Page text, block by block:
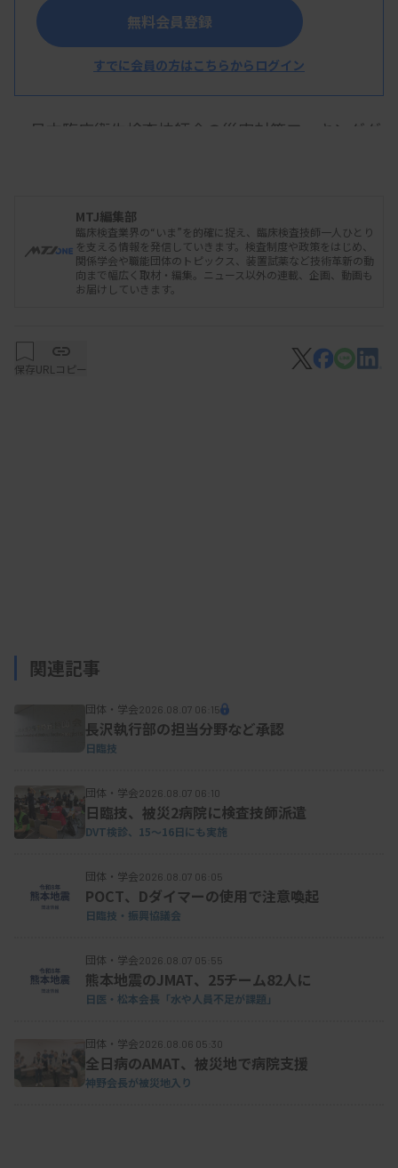
日本臨床衛生検査技師会の災害対策ワーキンググ
た。能登半島地震の支援を通じて一定成果が確認で
きた、救援の枠組みやノウハウなどを新たに盛り込
む。被災地に派遣する臨床検査技師の部隊編成や資
材・物品調達等の考え方も整理する。年内にも次回
能登地震を受けた支援では実施されなかったが、
鼻腔からの検体採取やワクチン接種の打ち手の役割
を臨床検査技師に求める声が被災地であったため、
今後の大規模災害時に備え、こうした行為を行う上
無料会員登録
すでに会員の方はこちらからログイン
MTJ編集部
臨床検査業界の“いま”を的確に捉え、臨床検査技師一人ひとり
を支える情報を発信していきます。検査制度や政策をはじめ、
関係学会や職能団体のトピックス、装置試薬など技術革新の動
向まで幅広く取材・編集。ニュース以外の連載、企画、動画も
お届けしていきます。
保存URLコピー
関連記事
団体・学会2026.08.07 06:15
長沢執行部の担当分野など承認
日臨技
団体・学会2026.08.07 06:10
日臨技、被災2病院に検査技師派遣
DVT検診、15～16日にも実施
団体・学会2026.08.07 06:05
POCT、Dダイマーの使用で注意喚起
日臨技・振興協議会
団体・学会2026.08.07 05:55
熊本地震のJMAT、25チーム82人に
日医・松本会長「水や人員不足が課題」
団体・学会2026.08.06 05:30
全日病のAMAT、被災地で病院支援
神野会長が被災地入り